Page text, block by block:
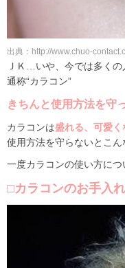
出典：http://www.chuo-
ＪＫ…いや、今では多く
通称“カラコン”
きちんと使用方法を守
カラコンは盛れる、可愛
使用方法を守らないとこん
一度カラコンの使い方につ
□カラコンのお手入